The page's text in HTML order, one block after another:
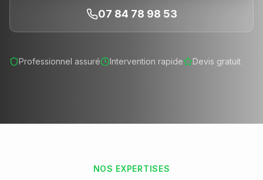
07 84 78 98 53
Professionnel assuré Intervention rapide Devis gratuit
NOS EXPERTISES